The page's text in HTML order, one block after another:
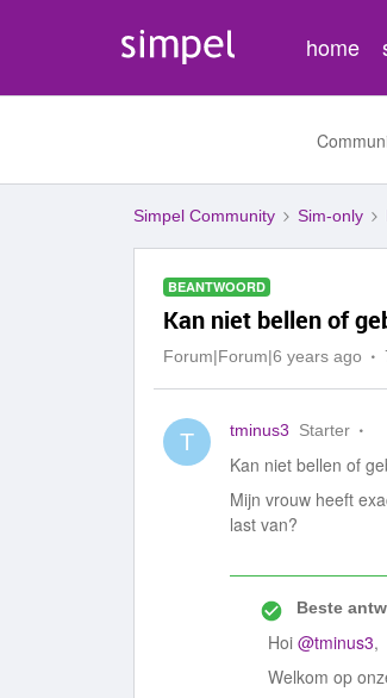
home
Simpel Community Sim-only
BEANTWOORD
Kan niet bellen of
Forum|Forum|6 years ago
T tminus3 Starter
Kan niet bellen of
Mijn vrouw heeft
last van?
Beste
Hoi @tminus3,
Welkom op